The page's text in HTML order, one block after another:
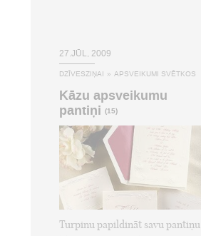
27.JŪL, 2009
DZĪVESZIŅAI » APSVEIKUMI SVĒTKOS
Kāzu apsveikumu
pantiņi (15)
Turpinu papildināt savu pantiņu